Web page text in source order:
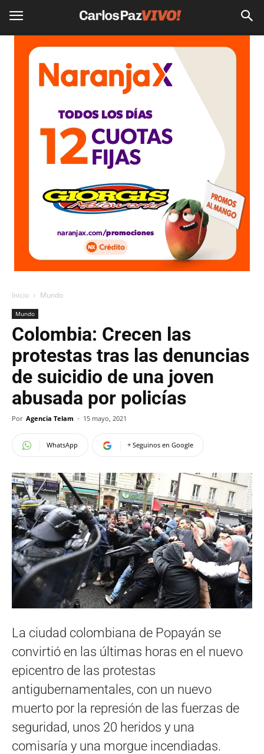
Inicio Mundo
Mundo
Colombia: Crecen las
protestas tras las denuncias
de suicidio de una joven
abusada por policías
Por Agencia Telam - 15 mayo, 2021
WhatsApp + Seguinos en Google
La ciudad colombiana de Popayán se
convirtió en las últimas horas en el nuevo
epicentro de las protestas
antigubernamentales, con un nuevo
muerto por la represión de las fuerzas de
seguridad, unos 20 heridos y una
comisaría y una morgue incendiadas.